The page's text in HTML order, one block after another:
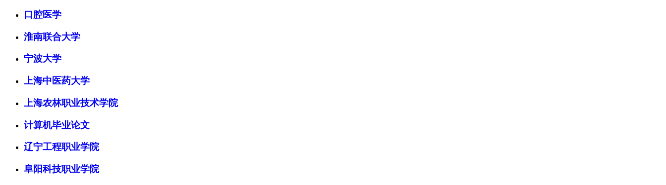
口腔医学
淮南联合大学
宁波大学
上海中医药大学
上海农林职业技术学院
计算机毕业论文
辽宁工程职业学院
阜阳科技职业学院